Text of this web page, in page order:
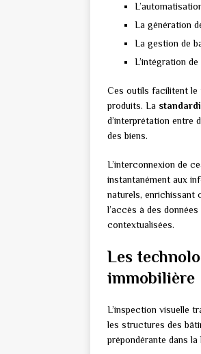
La génération
La gestion de
L’intégration
Ces outils facilitent le
produits. La
d’interprétation entre
des biens.
L’interconnexion de
instantanément aux
naturels, enrichissant
l’accès à des
contextualisées.
Les
immobilière
L’inspection visuelle
les structures des
prépondérante dans